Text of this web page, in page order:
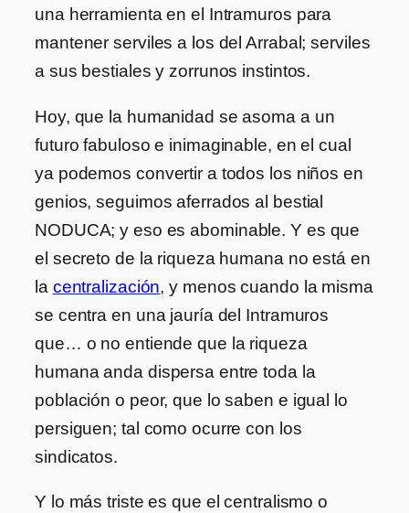
una herramienta en el Intramuros para
mantener serviles a los del Arrabal; serviles
a sus bestiales y zorrunos instintos.
Hoy, que la humanidad se asoma a un
futuro fabuloso e inimaginable, en el cual
ya podemos convertir a todos los niños en
genios, seguimos aferrados al bestial
NODUCA; y eso es abominable. Y es que
el secreto de la riqueza humana no está en
la centralización, y menos cuando la misma
se centra en una jauría del Intramuros
que… o no entiende que la riqueza
humana anda dispersa entre toda la
población o peor, que lo saben e igual lo
persiguen; tal como ocurre con los
sindicatos.
Y lo más triste es que el centralismo o